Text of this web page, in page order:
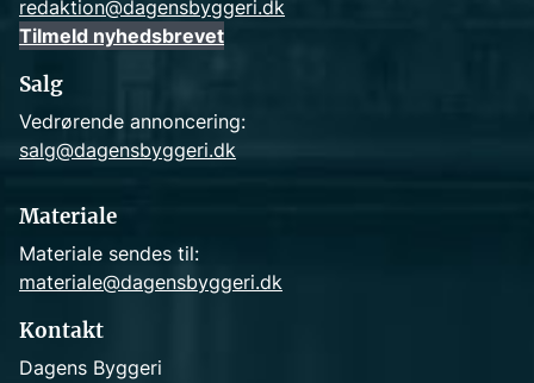
redaktion@dagensbyggeri.dk
Tilmeld nyhedsbrevet
Salg
Vedrørende annoncering:
salg@dagensbyggeri.dk
Materiale
Materiale sendes til:
materiale@dagensbyggeri.dk
Kontakt
Dagens Byggeri